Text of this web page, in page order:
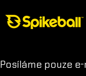
Posíláme pouze